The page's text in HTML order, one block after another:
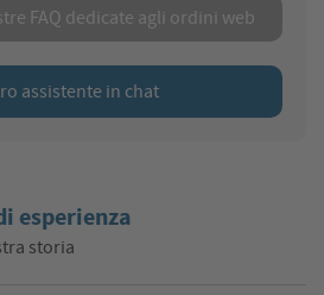
FAQ dedicate agli ordini web
assistente in chat
esperienza
storia